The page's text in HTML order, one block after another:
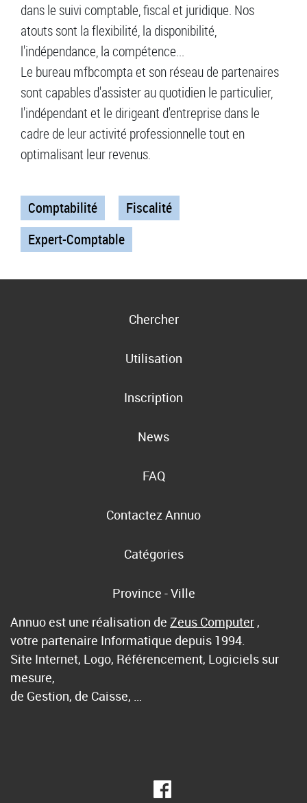
dans le suivi comptable, fiscal et juridique. Nos
atouts sont la flexibilité, la disponibilité,
l'indépendance, la compétence...
Le bureau mfbcompta et son réseau de partenaires
sont capables d'assister au quotidien le particulier,
l'indépendant et le dirigeant d'entreprise dans le
cadre de leur activité professionnelle tout en
optimalisant leur revenus.
Comptabilité
Fiscalité
Expert-Comptable
Chercher
Utilisation
Inscription
News
FAQ
Contactez Annuo
Catégories
Province - Ville
Annuo est une réalisation de Zeus Computer ,
votre partenaire Informatique depuis 1994.
Site Internet, Logo, Référencement, Logiciels sur
mesure,
de Gestion, de Caisse, …